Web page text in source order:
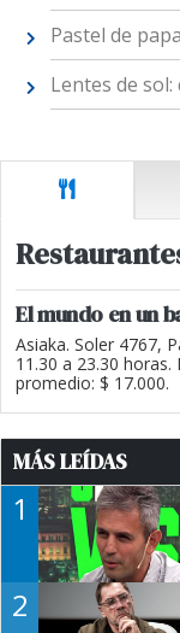
Pastel de
Lentes de
El mundo en un
Asiaka. Soler 4767,
11.30 a 23.30
promedio: $ 17.000.
MÁS LEÍDAS
1
2